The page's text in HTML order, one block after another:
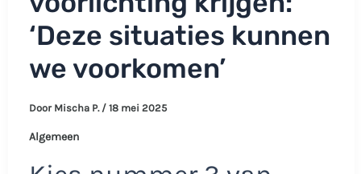
‘Deze situaties kunnen
we voorkomen’
Door Mischa P. / 18 mei 2025
Algemeen